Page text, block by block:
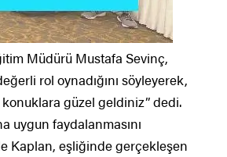
Müdürü Mustafa Sevinç,
rol oynadığını söyleyerek,
güzel geldiniz” dedi.
uygun faydalanmasını
Kaplan, eşliğinde gerçekleşen